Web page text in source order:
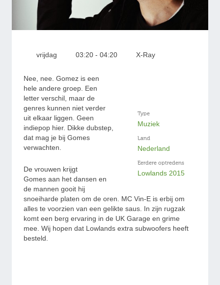
vrijdag 03:20 - 04:20 X-Ray
Type
Muziek
Land
Nederland
Eerdere optredens
Lowlands 2015
Nee, nee. Gomez is een
hele andere groep. Een
letter verschil, maar de
genres kunnen niet verder
uit elkaar liggen. Geen
indiepop hier. Dikke dubstep,
dat mag je bij Gomes
verwachten.
De vrouwen krijgt
Gomes aan het dansen en
de mannen gooit hij
snoeiharde platen om de oren. MC Vin-E is erbij om
alles te voorzien van een gelikte saus. In zijn rugzak
komt een berg ervaring in de UK Garage en grime
mee. Wij hopen dat Lowlands extra subwoofers heeft
besteld.